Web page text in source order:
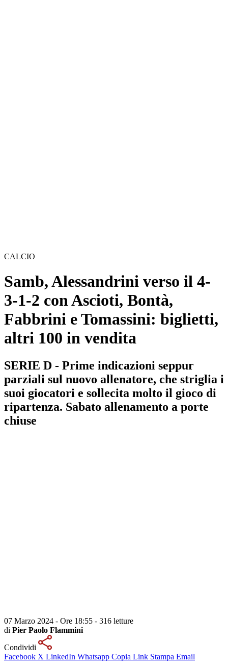
CALCIO
Samb, Alessandrini verso il 4-
3-1-2 con Ascioti, Bontà,
Fabbrini e Tomassini: biglietti,
altri 100 in vendita
SERIE D - Prime indicazioni seppur
parziali sul nuovo allenatore, che striglia i
suoi giocatori e sollecita molto il gioco di
ripartenza. Sabato allenamento a porte
chiuse
07 Marzo 2024 - Ore 18:55 - 316 letture
di Pier Paolo Flammini
Condividi
Facebook X LinkedIn Whatsapp Copia Link Stampa Email